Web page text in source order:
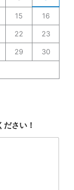
15 16
22 23
29 30
さい！